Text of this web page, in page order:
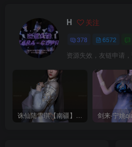
H 关注
378 6572
资源失效，友链申请，
诛仙陆雪琪【南疆】CoveRig